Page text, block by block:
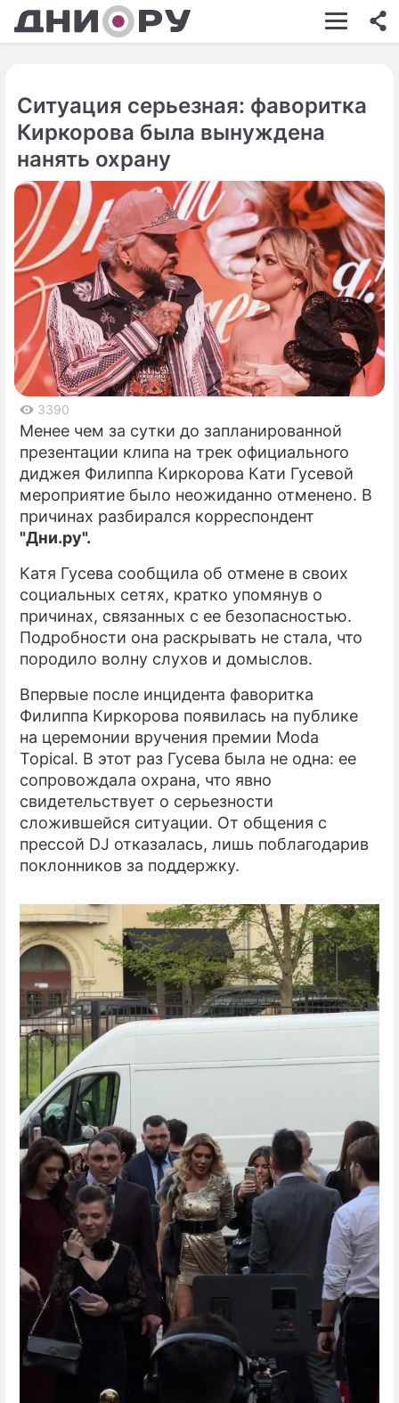
ШОУ-БИЗНЕС
КИНО
НЕДВИЖИМОСТЬ
ЗДОРОВЬЕ
ЭКОНОМИКА
ПРОИСШЕСТВИЯ
СОННИК
СТИЛЬ ЖИЗНИ
СЕРИАЛЫ
ИГРЫ
ПРЕСС-РЕЛИЗЫ
О ПРОЕКТЕ
Ситуация серьезная: фаворитка
Киркорова была вынуждена
нанять охрану
3390
Mенее чем за сутки до запланированной
презентации клипа на трек официального
диджея Филиппа Киркорова Кати Гусевой
мероприятие было неожиданно отменено. В
причинах разбирался корреспондент
"Дни.ру".
Катя Гусева сообщила об отмене в своих
социальных сетях, кратко упомянув о
причинах, связанных с ее безопасностью.
Подробности она раскрывать не стала, что
породило волну слухов и домыслов.
Впервые после инцидента фаворитка
Филиппа Киркорова появилась на публике
на церемонии вручения премии Moda
Topical. В этот раз Гусева была не одна: ее
сопровождала охрана, что явно
свидетельствует о серьезности
сложившейся ситуации. От общения с
прессой DJ отказалась, лишь поблагодарив
поклонников за поддержку.